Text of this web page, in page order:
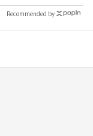
Recommended by